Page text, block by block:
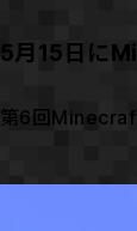
5月15日に
第6回